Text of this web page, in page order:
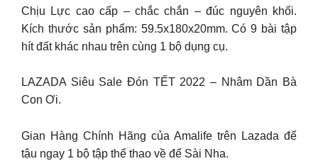
Chịu Lực cao cấp – chắc chắn – đúc nguyên khối.
Kích thước sản phẩm: 59.5x180x20mm. Có 9 bài tập
hít đất khác nhau trên cùng 1 bộ dụng cụ.
LAZADA Siêu Sale Đón TẾT 2022 – Nhâm Dần Bà
Con Ơi.
Gian Hàng Chính Hãng của Amalife trên Lazada để
tậu ngay 1 bộ tập thể thao về để Sài Nha.